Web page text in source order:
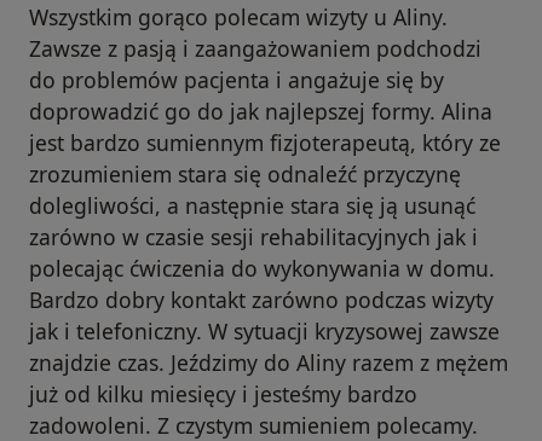
Wszystkim gorąco polecam wizyty u Aliny.
Zawsze z pasją i zaangażowaniem podchodzi
do problemów pacjenta i angażuje się by
doprowadzić go do jak najlepszej formy. Alina
jest bardzo sumiennym fizjoterapeutą, który ze
zrozumieniem stara się odnaleźć przyczynę
dolegliwości, a następnie stara się ją usunąć
zarówno w czasie sesji rehabilitacyjnych jak i
polecając ćwiczenia do wykonywania w domu.
Bardzo dobry kontakt zarówno podczas wizyty
jak i telefoniczny. W sytuacji kryzysowej zawsze
znajdzie czas. Jeździmy do Aliny razem z mężem
już od kilku miesięcy i jesteśmy bardzo
zadowoleni. Z czystym sumieniem polecamy.